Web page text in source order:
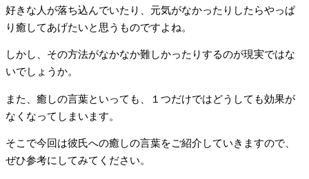
好きな人が落ち込んでいたり、元気がなかったりしたらやっぱ
り癒してあげたいと思うものですよね。
しかし、その方法がなかなか難しかったりするのが現実ではな
いでしょうか。
また、癒しの言葉といっても、１つだけではどうしても効果が
なくなってしまいます。
そこで今回は彼氏への癒しの言葉をご紹介していきますので、
ぜひ参考にしてみてください。